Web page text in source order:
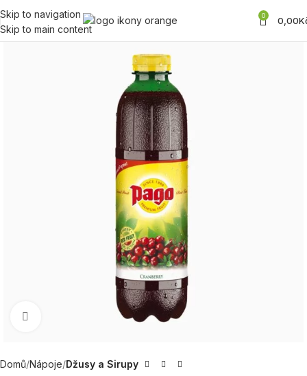
Skip to navigation
Skip to main content
0 0,00
Zobrazit produktovou fotku
Domů Nápoje Džusy a Sirupy